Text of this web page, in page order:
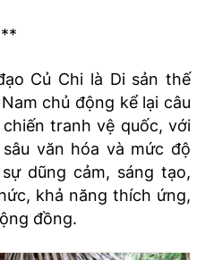
Củ Chi là Di sản thế
chủ động kể lại câu
tranh vệ quốc, với
văn hóa và mức độ
dũng cảm, sáng tạo,
khả năng thích ứng,
đồng.